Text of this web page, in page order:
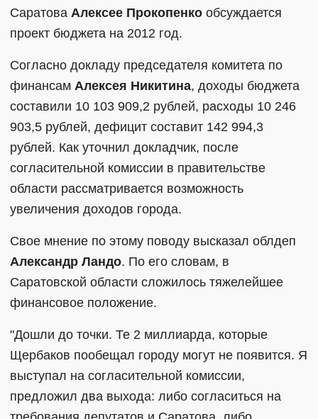
Саратова Алексее Прокопенко обсуждается
проект бюджета на 2012 год.
Согласно докладу председателя комитета по
финансам Алексея Никитина, доходы бюджета
составили 10 103 909,2 рублей, расходы 10 246
903,5 рублей, дефицит составит 142 994,3
рублей. Как уточнил докладчик, после
согласительной комиссии в правительстве
области рассматривается возможность
увеличения доходов города.
Свое мнение по этому поводу высказал облдеп
Александр Ландо. По его словам, в
Саратовской области сложилось тяжелейшее
финансовое положение.
"Дошли до точки. Те 2 миллиарда, которые
Щербаков пообещал городу могут не появится. Я
выступал на согласительной комиссии,
предложил два выхода: либо согласиться на